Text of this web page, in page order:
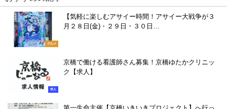
グルメ
【気軽に楽しむアサイー時間！アサイー大戦争が３
月２８日(金)・２９日・３０日…
求人
京橋で働ける看護師さん募集！京橋ゆたかクリニッ
ク【求人】
第一生命主催【京橋いきいきプロジェクト】へ行っ